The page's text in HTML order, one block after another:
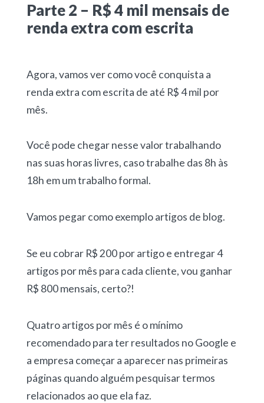
Parte 2 – R$ 4 mil mensais de
renda extra com escrita
Agora, vamos ver como você conquista a
renda extra com escrita de até R$ 4 mil por
mês.
Você pode chegar nesse valor trabalhando
nas suas horas livres, caso trabalhe das 8h às
18h em um trabalho formal.
Vamos pegar como exemplo artigos de blog.
Se eu cobrar R$ 200 por artigo e entregar 4
artigos por mês para cada cliente, vou ganhar
R$ 800 mensais, certo?!
Quatro artigos por mês é o mínimo
recomendado para ter resultados no Google e
a empresa começar a aparecer nas primeiras
páginas quando alguém pesquisar termos
relacionados ao que ela faz.